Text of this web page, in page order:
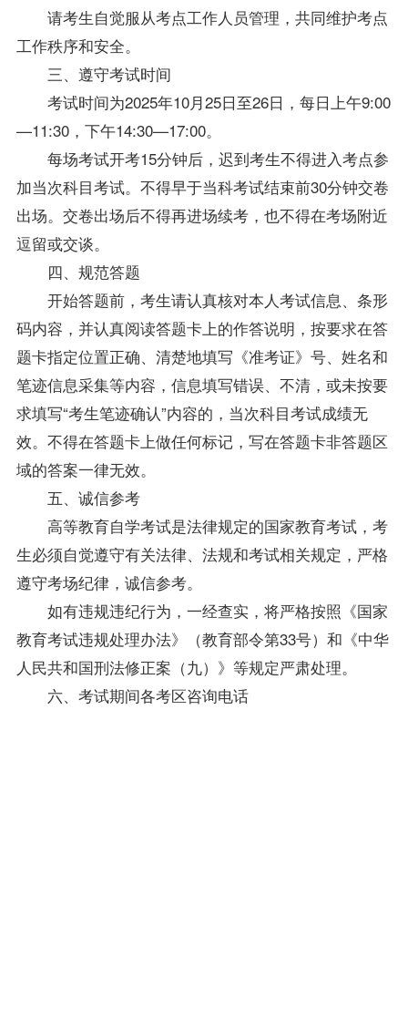
请考生自觉服从考点工作人员管理，共同维护考点
工作秩序和安全。
三、遵守考试时间
考试时间为2025年10月25日至26日，每日上午9:00
—11:30，下午14:30—17:00。
每场考试开考15分钟后，迟到考生不得进入考点参
加当次科目考试。不得早于当科考试结束前30分钟交卷
出场。交卷出场后不得再进场续考，也不得在考场附近
逗留或交谈。
四、规范答题
开始答题前，考生请认真核对本人考试信息、条形
码内容，并认真阅读答题卡上的作答说明，按要求在答
题卡指定位置正确、清楚地填写《准考证》号、姓名和
笔迹信息采集等内容，信息填写错误、不清，或未按要
求填写“考生笔迹确认”内容的，当次科目考试成绩无
效。不得在答题卡上做任何标记，写在答题卡非答题区
域的答案一律无效。
五、诚信参考
高等教育自学考试是法律规定的国家教育考试，考
生必须自觉遵守有关法律、法规和考试相关规定，严格
遵守考场纪律，诚信参考。
如有违规违纪行为，一经查实，将严格按照《国家
教育考试违规处理办法》（教育部令第33号）和《中华
人民共和国刑法修正案（九）》等规定严肃处理。
六、考试期间各考区咨询电话